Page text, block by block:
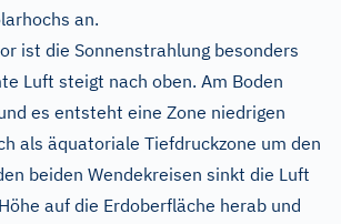
an.
ist die Sonnenstrahlung besonders
Luft steigt nach oben. Am Boden
es entsteht eine Zone niedrigen
als äquatoriale Tiefdruckzone um den
beiden Wendekreisen sinkt die Luft
auf die Erdoberfläche herab und